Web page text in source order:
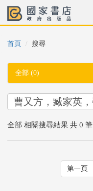
首頁 搜尋
全部 (0)
全部 相關搜尋結果 共 0 筆
第一頁